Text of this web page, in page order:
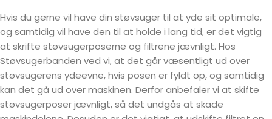
Hvis du gerne vil have din støvsuger til at yde sit optimale,
og samtidig vil have den til at holde i lang tid, er det vigtig
at skrifte støvsugerposerne og filtrene jævnligt. Hos
Støvsugerbanden ved vi, at det går væsentligt ud over
støvsugerens ydeevne, hvis posen er fyldt op, og samtidig
kan det gå ud over maskinen. Derfor anbefaler vi at skifte
støvsugerposer jævnligt, så det undgås at skade